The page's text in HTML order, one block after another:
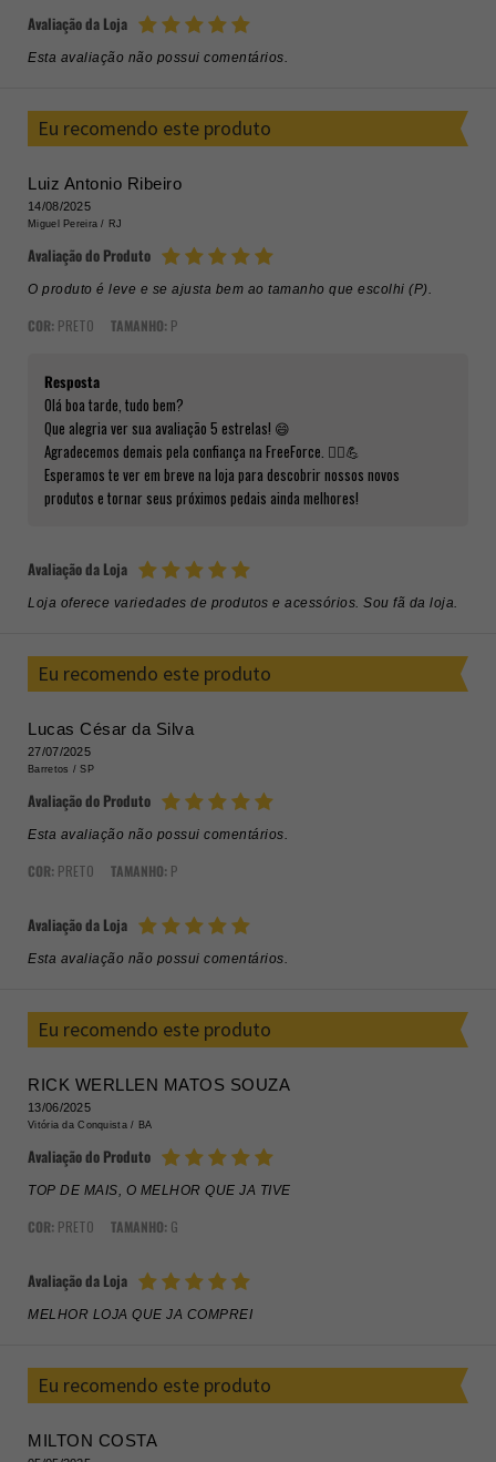
Avaliação da Loja
Esta avaliação não possui comentários.
Eu recomendo este produto
Luiz Antonio Ribeiro
14/08/2025
Miguel Pereira / RJ
Avaliação do Produto
O produto é leve e se ajusta bem ao tamanho que escolhi (P).
COR: PRETO TAMANHO: P
Resposta
Olá boa tarde, tudo bem?
Que alegria ver sua avaliação 5 estrelas! 😄
Agradecemos demais pela confiança na FreeForce. 🚴‍♂️💪
Esperamos te ver em breve na loja para descobrir nossos novos
produtos e tornar seus próximos pedais ainda melhores!
Avaliação da Loja
Loja oferece variedades de produtos e acessórios. Sou fã da loja.
Eu recomendo este produto
Lucas César da Silva
27/07/2025
Barretos /SP
Avaliação do Produto
Esta avaliação não possui comentários.
COR: PRETO TAMANHO: P
Avaliação da Loja
Esta avaliação não possui comentários.
Eu recomendo este produto
RICK WERLLEN MATOS SOUZA
13/06/2025
Vitória da Conquista / BA
Avaliação do Produto
TOP DE MAIS, O MELHOR QUE JA TIVE
COR: PRETO TAMANHO: G
Avaliação da Loja
MELHOR LOJA QUE JA COMPREI
Eu recomendo este produto
MILTON COSTA